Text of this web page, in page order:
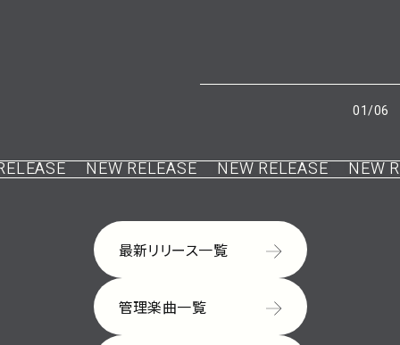
01/06
NEW RELEASE NEW RELEASE NEW
最新リリース一覧
管理楽曲一覧